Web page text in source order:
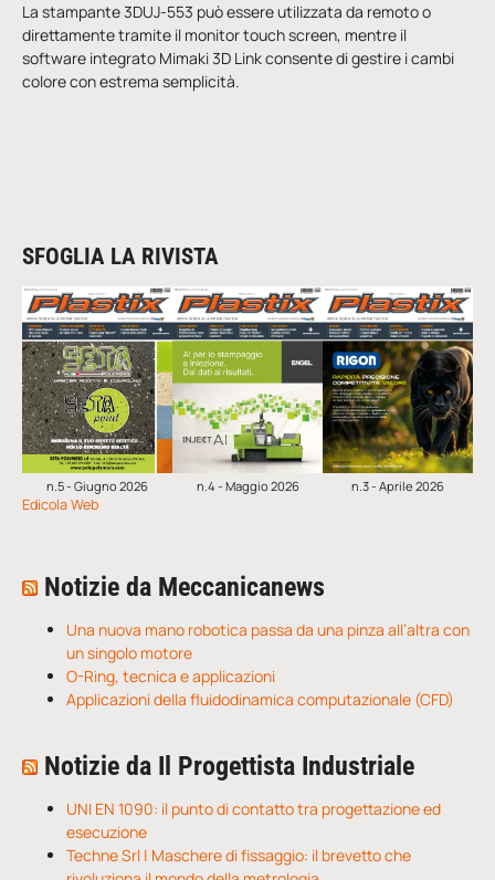
La stampante 3DUJ-553 può essere utilizzata da remoto o
direttamente tramite il monitor touch screen, mentre il
software integrato Mimaki 3D Link consente di gestire i cambi
colore con estrema semplicità.
SFOGLIA LA RIVISTA
n.5 - Giugno 2026 n.4 - Maggio 2026 n.3 - Aprile 2026
Edicola Web
Notizie da Meccanicanews
Una nuova mano robotica passa da una pinza all’altra con
un singolo motore
O-Ring, tecnica e applicazioni
Applicazioni della fluidodinamica computazionale (CFD)
Notizie da Il Progettista Industriale
UNI EN 1090: il punto di contatto tra progettazione ed
esecuzione
Techne Srl | Maschere di fissaggio: il brevetto che